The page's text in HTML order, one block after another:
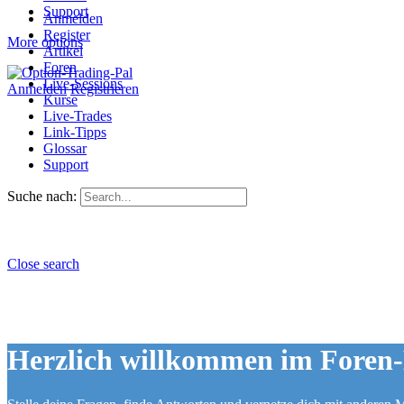
Support
More options
Anmelden Registrieren
Anmelden
Register
Artikel
Foren
Live-Sessions
Kurse
Live-Trades
Link-Tipps
Glossar
Support
Suche nach:
Close search
Herzlich willkommen im